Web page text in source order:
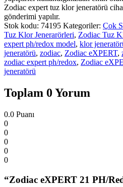
Zodiac expert tuz klor jeneratörü
gönderimi yapılır.
Stok kodu: 74195 Kategoriler: Çok
Tuz Klor Jenerarörleri, Zodiac Tuz
expert ph/redox model, klor
jeneratörü, zodiac, Zodiac eXPERT,
zodiac expert ph/redox, Zodiac
jeneratörü
Toplam 0 Yorum
0.0 Puanı
0
0
0
0
0
“Zodiac eXPERT 21 PH/